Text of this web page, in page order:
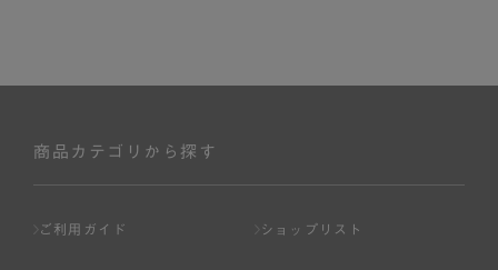
商品カテゴリから探す
ご利用ガイド ショップリスト